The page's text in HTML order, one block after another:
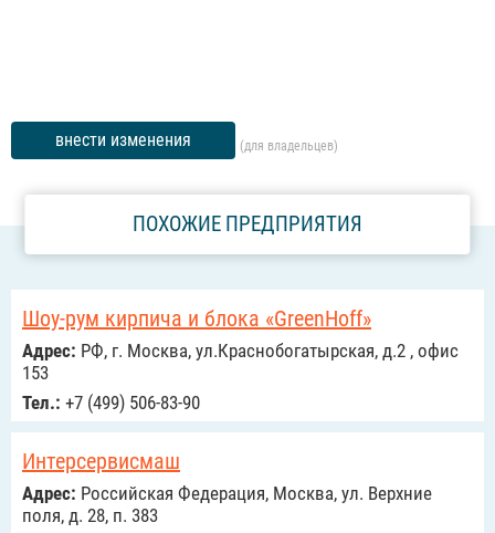
внести изменения (для владельцев)
ПОХОЖИЕ ПРЕДПРИЯТИЯ
Шоу-рум кирпича и блока «GreenHoff»
Адрес: РФ, г. Москва, ул.Краснобогатырская, д.2 , офис
153
Тел.: +7 (499) 506-83-90
Интерсервисмаш
Адрес: Российcкая Федерация, Москва, ул. Верхние
поля, д. 28, п. 383